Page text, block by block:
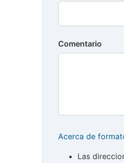
Comentario
Acerca de
Las